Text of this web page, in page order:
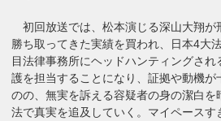
初回放送では、松本演じる深山大翔が
勝ち取ってきた実績を買われ、日本4大
目法律事務所にヘッドハンティングさ
護を担当することになり、証拠や動機が
のの、無実を訴える容疑者の身の潔白
法で真実を追及していく。マイペース